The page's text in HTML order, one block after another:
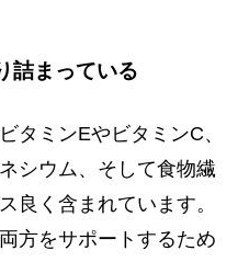
詰まっている
タミンEやビタミンC、
シウム、そして食物繊
良く含まれています。
方をサポートするため